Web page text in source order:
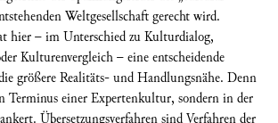
Weltgesellschaft gerecht wird.
hier – im Unterschied zu Kulturdialog,
Kulturenvergleich – eine entscheidende
größere Realitäts- und Handlungsnähe. Denn
Terminus einer Expertenkultur, sondern in der